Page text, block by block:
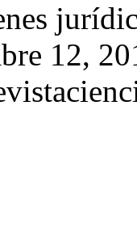
12,